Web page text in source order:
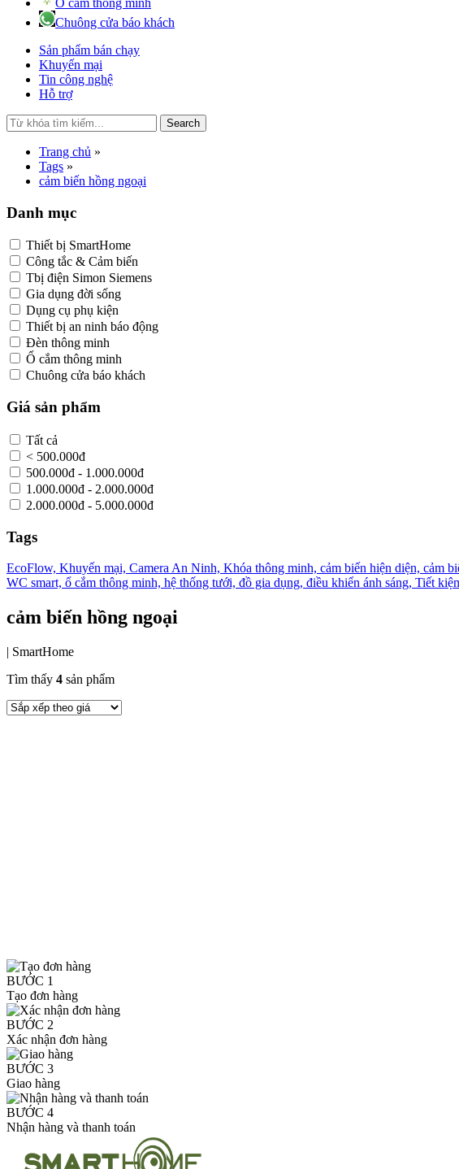
Ổ cắm thông minh
Chuông cửa báo khách
Sản phẩm bán chạy
Khuyến mại
Tin công nghệ
Hỗ trợ
Search
Trang chủ »
Tags »
cảm biến hồng ngoại
Danh mục
Thiết bị SmartHome
Công tắc & Cảm biến
Tbị điện Simon Siemens
Gia dụng đời sống
Dụng cụ phụ kiện
Thiết bị an ninh báo động
Đèn thông minh
Ổ cắm thông minh
Chuông cửa báo khách
Giá sản phẩm
Tất cả
< 500.000đ
500.000đ - 1.000.000đ
1.000.000đ - 2.000.000đ
2.000.000đ - 5.000.000đ
Tags
EcoFlow, Khuyến mại, Camera An Ninh, Khóa thông minh, cảm biến hiện diện, cảm
WC smart, ổ cắm thông minh, hệ thống tưới, đồ gia dụng, điều khiển ánh sáng, Tiết
cảm biến hồng ngoại
| SmartHome
Tìm thấy 4 sản phẩm
BƯỚC 1
Tạo đơn hàng
BƯỚC 2
Xác nhận đơn hàng
BƯỚC 3
Giao hàng
BƯỚC 4
Nhận hàng và thanh toán